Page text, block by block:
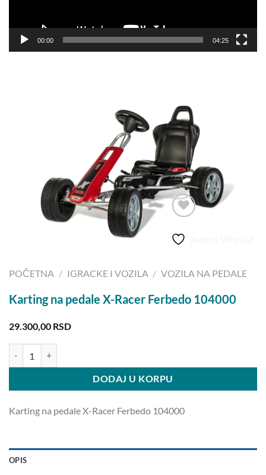
00:00 04:25
POČETNA / IGRACKE I VOZILA / VOZILA NA PEDALE
Karting na pedale X-Racer Ferbedo 104000
29.300,00 RSD
DODAJ U KORPU
Karting na pedale X-Racer Ferbedo 104000
OPIS